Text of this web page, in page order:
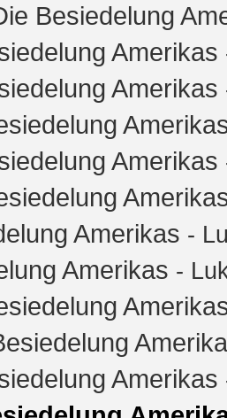
Besiedelung
Amerikas
Amerikas
Amerikas
Amerikas -
Amerikas -
Amerikas